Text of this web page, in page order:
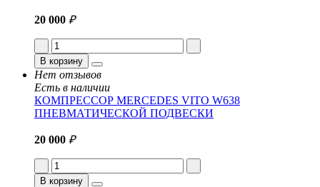
20 000 ₽
В корзину
Нет отзывов
Есть в наличии
КОМПРЕССОР MERCEDES VITO W638
ПНЕВМАТИЧЕСКОЙ ПОДВЕСКИ
20 000 ₽
В корзину